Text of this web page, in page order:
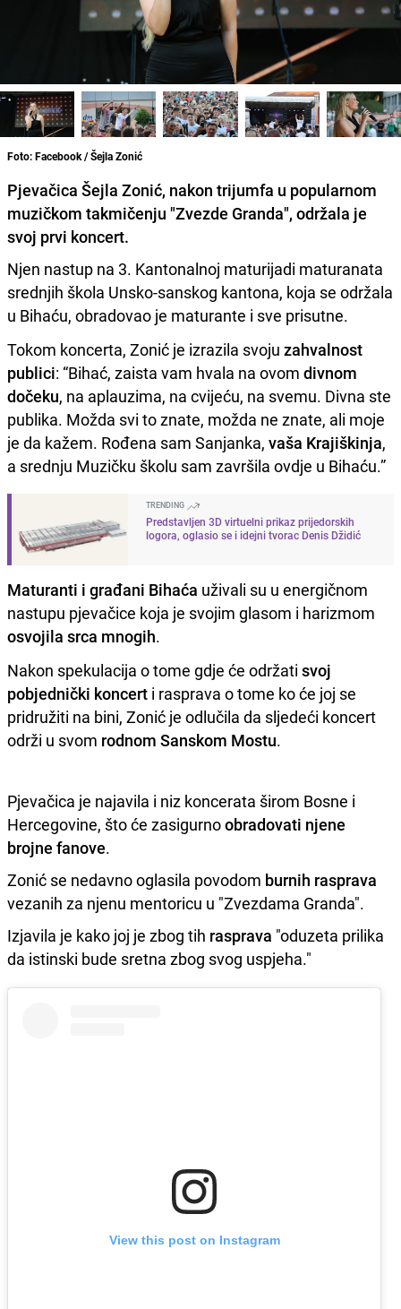
Foto: Facebook / Šejla Zonić
Pjevačica Šejla Zonić, nakon trijumfa u popularnom
muzičkom takmičenju "Zvezde Granda", održala je
svoj prvi koncert.
Njen nastup na 3. Kantonalnoj maturijadi maturanata
srednjih škola Unsko-sanskog kantona, koja se održala
u Bihaću, obradovao je maturante i sve prisutne.
Tokom koncerta, Zonić je izrazila svoju zahvalnost
publici: “Bihać, zaista vam hvala na ovom divnom
dočeku, na aplauzima, na cvijeću, na svemu. Divna ste
publika. Možda svi to znate, možda ne znate, ali moje
je da kažem. Rođena sam Sanjanka, vaša Krajiškinja,
a srednju Muzičku školu sam završila ovdje u Bihaću.”
TRENDING
Predstavljen 3D virtuelni prikaz prijedorskih
logora, oglasio se i idejni tvorac Denis Džidić
Maturanti i građani Bihaća uživali su u energičnom
nastupu pjevačice koja je svojim glasom i harizmom
osvojila srca mnogih.
Nakon spekulacija o tome gdje će održati svoj
pobjednički koncert i rasprava o tome ko će joj se
pridružiti na bini, Zonić je odlučila da sljedeći koncert
održi u svom rodnom Sanskom Mostu.
Pjevačica je najavila i niz koncerata širom Bosne i
Hercegovine, što će zasigurnoobradovati njene
brojne fanove.
Zonić se nedavno oglasila povodom burnih rasprava
vezanih za njenu mentoricu u "Zvezdama Granda".
Izjavila je kako joj je zbog tih rasprava "oduzeta prilika
da istinski bude sretna zbog svog uspjeha."
View this post on Instagram